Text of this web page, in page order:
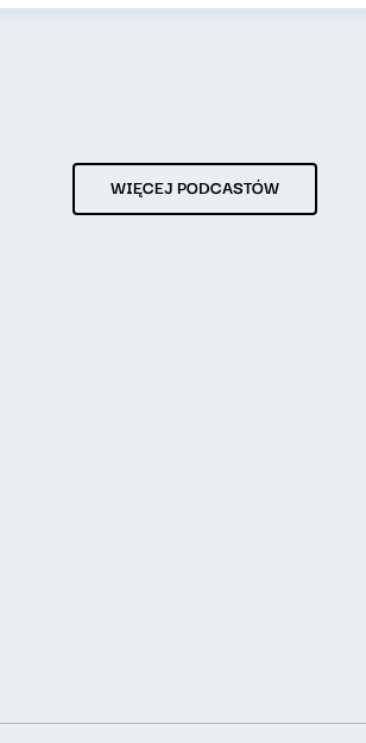
WIĘCEJ PODCASTÓW